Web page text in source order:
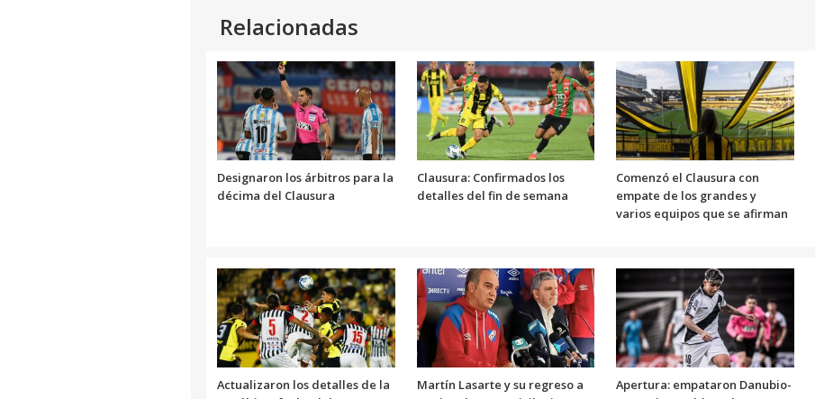
Relacionadas
Designaron los árbitros para la
décima del Clausura
Clausura: Confirmados los
detalles del fin de semana
Comenzó el Clausura con
empate de los grandes y
varios equipos que se afirman
Actualizaron los detalles de la
Martín Lasarte y su regreso a
Apertura: empataron Danubio-